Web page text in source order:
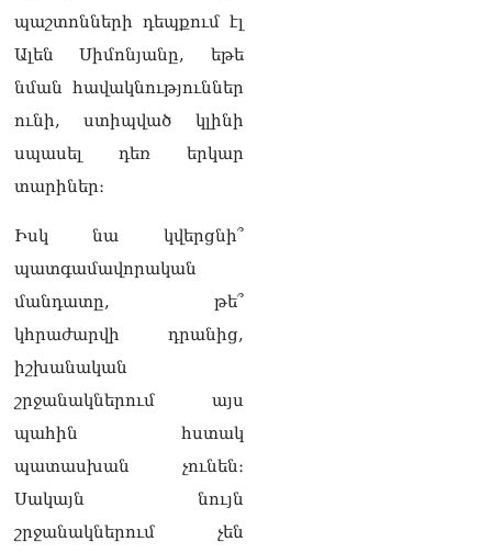
պաշտոնների դեպքում էլ
Ալեն Սիմոնյանը, եթե
նման հավակնություններ
ունի, ստիպված կլինի
սպասել դեռ երկար
տարիներ։
Իսկ նա կվերցնի՞
պատգամավորական
մանդատը, թե՞
կհրաժարվի դրանից,
իշխանական
շրջանակներում այս
պահին հստակ
պատասխան չունեն։
Սակայն նույն
շրջանակներում չեն